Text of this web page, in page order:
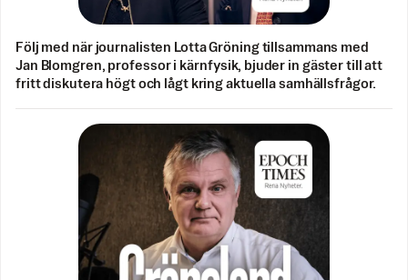
Följ med när journalisten Lotta Gröning tillsammans med
Jan Blomgren, professor i kärnfysik, bjuder in gäster till att
fritt diskutera högt och lågt kring aktuella samhällsfrågor.